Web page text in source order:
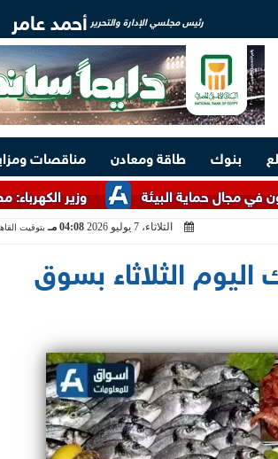
رئيس مجلسي الإدارة والتحرير أحمد عامر
بنوك طاقة ومعادن مناقصات
وزير الكهرباء: مصر غنية البيئة
الثلاثاء، 7 يوليو 2026 04:08 مـ بتوقيت
الثلاثاء بسوق